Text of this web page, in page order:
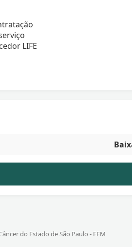
LIFE
do Estado de São Paulo - FFM